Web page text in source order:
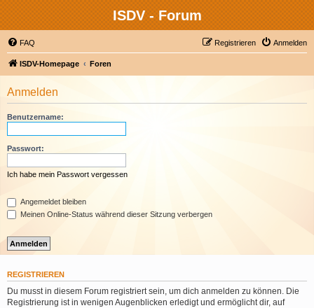
ISDV - Forum
FAQ Anmelden
Registrieren
ISDV-Homepage Foren
Anmelden
Benutzername:
Passwort:
Ich habe mein Passwort vergessen
Angemeldet bleiben
Meinen Online-Status während dieser Sitzung verbergen
REGISTRIEREN
Du musst in diesem Forum registriert sein, um dich anmelden zu können. Die
Registrierung ist in wenigen Augenblicken erledigt und ermöglicht dir, auf